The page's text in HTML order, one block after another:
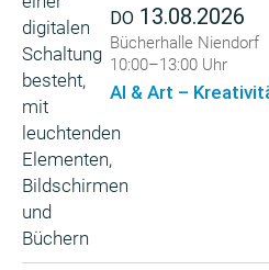
DO 13.08.2026
Bücherhalle Niendorf
10:00–13:00 Uhr
AI & Art –